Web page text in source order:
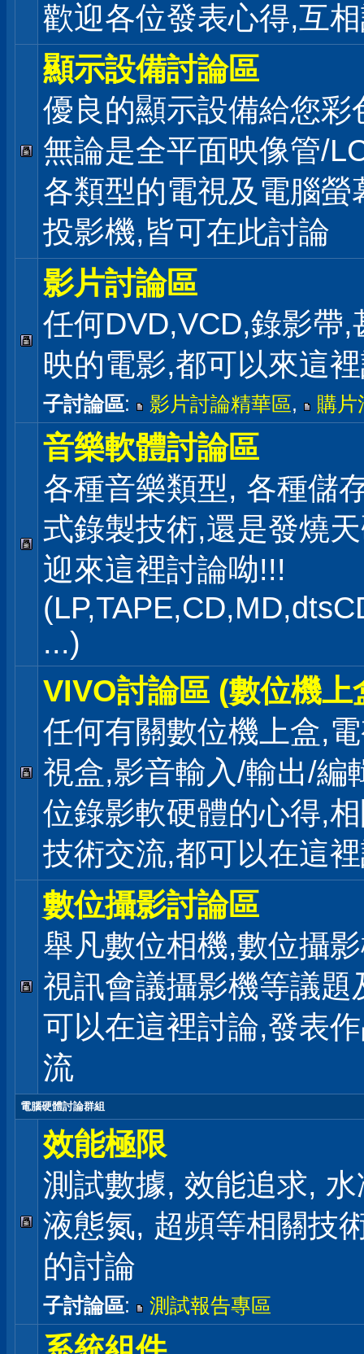
歡迎各位發表心得,互
顯示設備討論區
優良的顯示設備給您彩
無論是全平面映像管/
各類型的電視及電腦螢
投影機,皆可在此討論
影片討論區
任何DVD,VCD,錄影帶,
映的電影,都可以來這
子討論區: 影片討論精華區, 購片
音樂軟體討論區
各種音樂類型, 各種儲
式錄製技術,還是發燒
迎來這裡討論呦!!!
...)
VIVO討論區 (數位機上
任何有關數位機上盒,
視盒,影音輸入/輸出/編
位錄影軟硬體的心得,
技術交流,都可以在這
數位攝影討論區
舉凡數位相機,數位攝
視訊會議攝影機等議題
可以在這裡討論,發表
流
電腦硬體討論群組
效能極限
測試數據, 效能追求,
液態氮, 超頻等相關技
的討論
子討論區: 測試報告專區